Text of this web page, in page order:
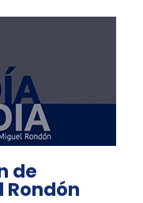
de
Rondón